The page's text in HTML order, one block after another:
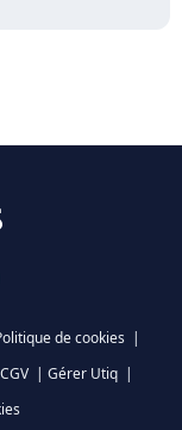
de cookies |
CGV | Gérer Utiq |